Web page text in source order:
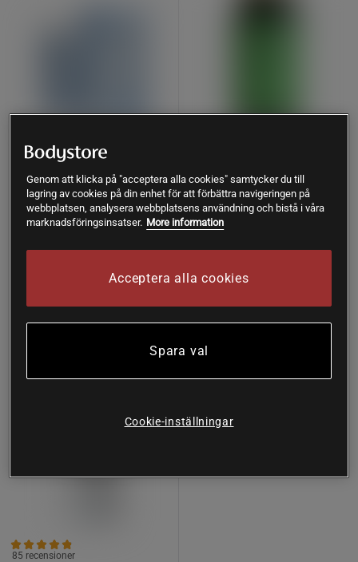
LactoVitalis Pro 30 kapslar
58 recensioner
Holistic
197 kr
Magnesium 375 mg 100
tabletter
Great Earth
Lägsta pris 94 kr
Köp
85 recensioner
Genom att klicka på "acceptera alla cookies" samtycker du till
lagring av cookies på din enhet för att förbättra navigeringen på
webbplatsen, analysera webbplatsens användning och bistå i våra
marknadsföringsinsatser. More information
Acceptera alla cookies
Spara val
Cookie-inställningar